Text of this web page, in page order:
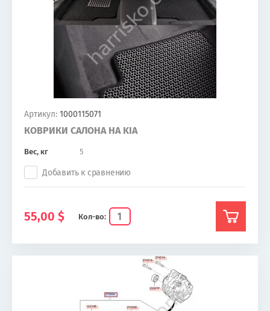
Артикул: 1000115071
КОВРИКИ САЛОНА НА KIA
Вес, кг 5
Кол-во:
Добавить к сравнению
55,00 $